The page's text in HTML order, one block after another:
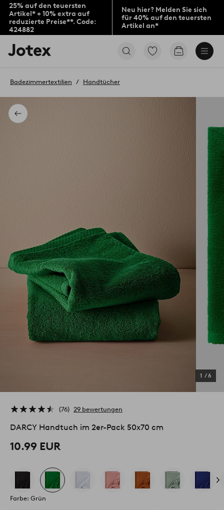
25% auf den teuersten
Artikel* + 10% extra auf
reduzierte Preise**. Code:
424882
Neu hier? Melden Sie sich
für 40% auf den teuersten
Artikel an*
Jotex-
Logo
Startseite
Zu
Produkten
Zum
Zurück
Badezimmertextilien Handtücher
1 /6
76 29 bewertungen
DARCY Handtuch im 2er-Pack 50x70 cm
10.99 EUR
Farbe: Grün